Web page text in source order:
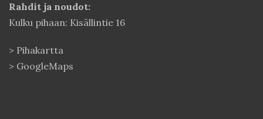
Rahdit ja noudot:
Kulku pihaan: Kisällintie 16
> Pihakartta
> GoogleMaps